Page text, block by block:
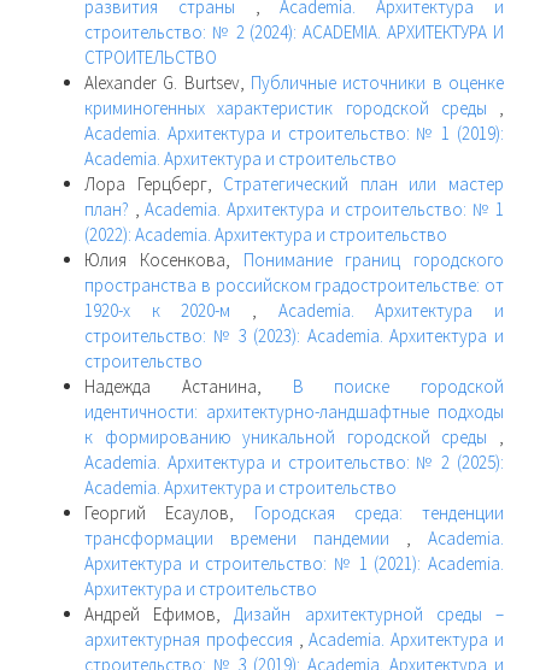
развития страны ,Academia. Архитектура и
строительство: № 2 (2024): ACADEMIA. АРХИТЕКТУРА И
СТРОИТЕЛЬСТВО
Alexander G. Burtsev, Публичные источники в оценке
криминогенных характеристик городской среды ,
Academia. Архитектура и строительство: № 1 (2019):
Academia. Архитектура и строительство
Лора Герцберг, Стратегический план или мастер
план? ,Academia. Архитектура и строительство: № 1
(2022): Academia. Архитектура и строительство
Юлия Косенкова, Понимание границ городского
пространства в российском градостроительстве: от
1920-х к 2020-м , Academia. Архитектура и
строительство: № 3 (2023): Academia. Архитектура и
строительство
Надежда Астанина, В поиске городской
идентичности: архитектурно-ландшафтные подходы
к формированию уникальной городской среды ,
Academia. Архитектура и строительство: № 2 (2025):
Academia. Архитектура и строительство
Георгий Есаулов, Городская среда: тенденции
трансформации времени пандемии , Academia.
Архитектура и строительство: № 1 (2021): Academia.
Архитектура и строительство
Андрей Ефимов,Дизайн архитектурной среды –
архитектурная профессия ,Academia. Архитектура и
строительство: № 3 (2019): Academia. Архитектура и